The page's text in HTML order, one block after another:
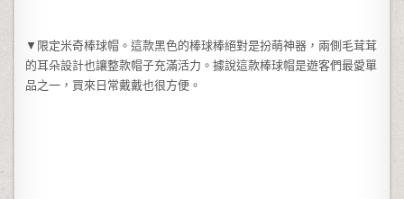
▼限定米奇棒球帽。這款黑色的棒球棒絕對是扮萌神器，兩側毛茸茸
的耳朵設計也讓整款帽子充滿活力。據說這款棒球帽是遊客們最愛單
品之一，買來日常戴戴也很方便。